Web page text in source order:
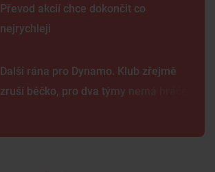
Převod akcií chce dokončit co
nejrychleji
Další rána pro Dynamo. Klub zřejmě
zruší béčko, pro dva týmy nemá hráče